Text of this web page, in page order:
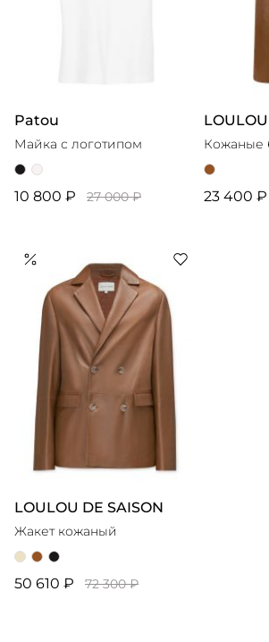
Patou
Майка с логотипом
10 800 ₽ 27 000 ₽
Кожаные
23 400 ₽
LOULOU DE SAISON
Жакет кожаный
50 610 ₽ 72 300 ₽